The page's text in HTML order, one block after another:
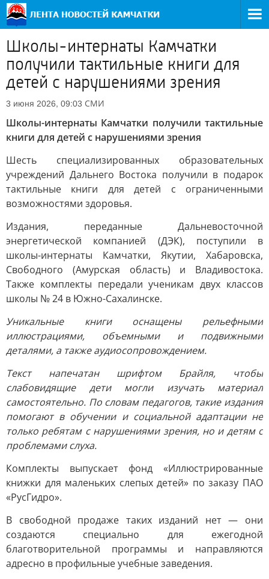
Школы-интернаты Камчатки
получили тактильные книги для
детей с нарушениями зрения
3 июня 2026, 09:03 СМИ
Школы-интернаты Камчатки получили тактильные
книги для детей с нарушениями зрения
Шесть специализированных образовательных
учреждений Дальнего Востока получили в подарок
тактильные книги для детей с ограниченными
возможностями здоровья.
Издания, переданные Дальневосточной
энергетической компанией (ДЭК), поступили в
школы-интернаты Камчатки, Якутии, Хабаровска,
Свободного (Амурская область) и Владивостока.
Также комплекты передали ученикам двух классов
школы № 24 в Южно-Сахалинске.
Уникальные книги оснащены рельефными
иллюстрациями, объемными и подвижными
деталями, а также аудиосопровождением.
Текст напечатан шрифтом Брайля, чтобы
слабовидящие дети могли изучать материал
самостоятельно. По словам педагогов, такие издания
помогают в обучении и социальной адаптации не
только ребятам с нарушениями зрения, но и детям с
проблемами слуха.
Комплекты выпускает фонд «Иллюстрированные
книжки для маленьких слепых детей» по заказу ПАО
«РусГидро».
В свободной продаже таких изданий нет — они
создаются специально для ежегодной
благотворительной программы и направляются
адресно в профильные учебные заведения.